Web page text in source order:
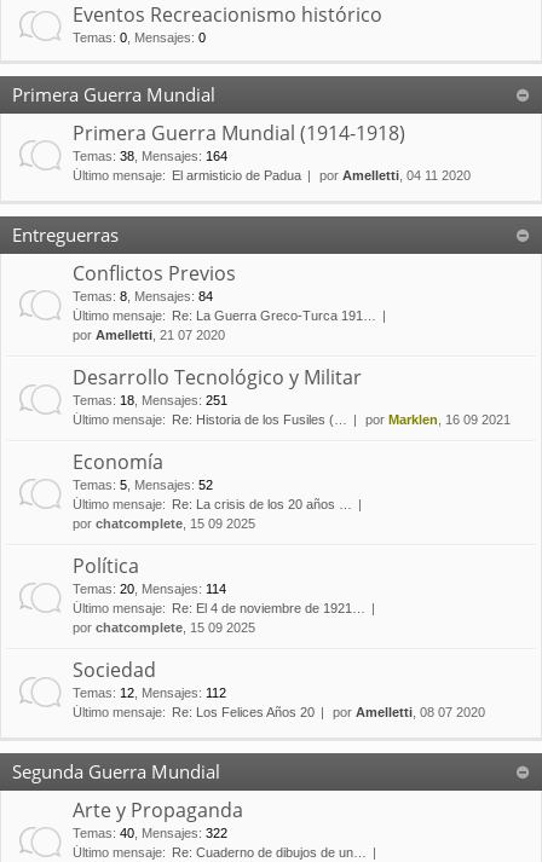
Eventos Recreacionismo histórico
Temas: 0 Mensajes: 0
Primera Guerra Mundial
Primera Guerra Mundial (1914-1918)
Temas: 38 Mensajes: 164
Último mensaje:
El armisticio de Padua por Amelletti , 04 11 2020
Entreguerras
Conflictos Previos
Temas: 8 Mensajes: 84
Último mensaje:
Re: La Guerra Greco-Turca 191…
por Amelletti , 21 07 2020
Desarrollo Tecnológico y Militar
Temas: 18 Mensajes: 251
Último mensaje:
Re: Historia de los Fusiles (… por Marklen , 16 09 2021
Economía
Temas: 5 Mensajes: 52
Último mensaje:
Re: La crisis de los 20 años …
por chatcomplete , 15 09 2025
Política
Temas: 20 Mensajes: 114
Último mensaje:
Re: El 4 de noviembre de 1921…
por chatcomplete , 15 09 2025
Sociedad
Temas: 12 Mensajes: 112
Último mensaje:
Re: Los Felices Años 20 por Amelletti , 08 07 2020
Segunda Guerra Mundial
Arte y Propaganda
Temas: 40 Mensajes: 322
Último mensaje:
Re: Cuaderno de dibujos de un…